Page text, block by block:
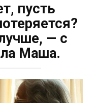
пусть
— с
Маша.